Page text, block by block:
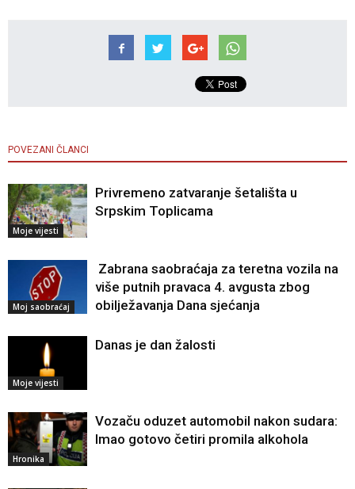
POVEZANI ČLANCI
Moje vijesti
Privremeno zatvaranje šetališta u
Srpskim Toplicama
Moj saobraćaj
Zabrana saobraćaja za teretna vozila na
više putnih pravaca 4. avgusta zbog
obilježavanja Dana sjećanja
Moje vijesti
Danas je dan žalosti
Hronika
Vozaču oduzet automobil nakon sudara:
Imao gotovo četiri promila alkohola